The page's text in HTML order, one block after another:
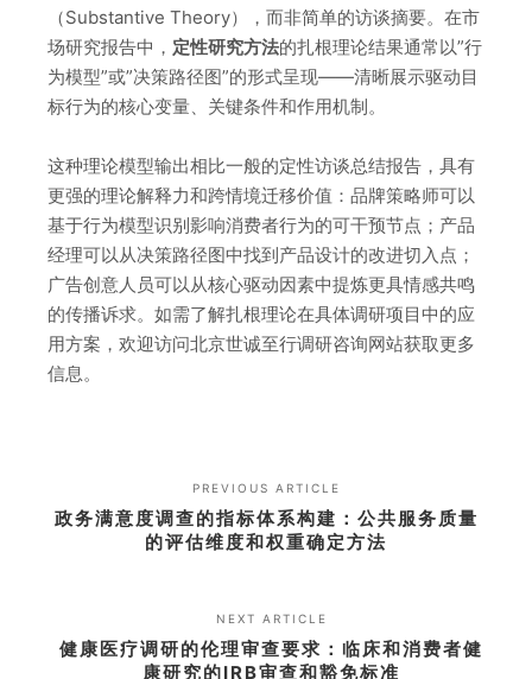
（Substantive Theory），而非简单的访谈摘要。在市
场研究报告中， 定性研究方法的扎根理论结果通常以”行
为模型”或”决策路径图”的形式呈现——清晰展示驱动目
标行为的核心变量、关键条件和作用机制。
这种理论模型输出相比一般的定性访谈总结报告，具有
更强的理论解释力和跨情境迁移价值：品牌策略师可以
基于行为模型识别影响消费者行为的可干预节点；产品
经理可以从决策路径图中找到产品设计的改进切入点；
广告创意人员可以从核心驱动因素中提炼更具情感共鸣
的传播诉求。如需了解扎根理论在具体调研项目中的应
用方案，欢迎访问北京世诚至行调研咨询网站获取更多
信息。
PREVIOUS ARTICLE
政务满意度调查的指标体系构建：公共服务质量
的评估维度和权重确定方法
NEXT ARTICLE
健康医疗调研的伦理审查要求：临床和消费者健
康研究的IRB审查和豁免标准